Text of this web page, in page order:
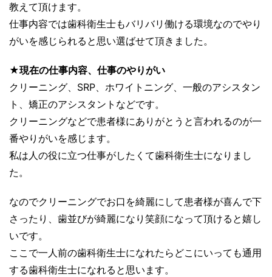
教えて頂けます。
仕事内容では歯科衛生士もバリバリ働ける環境なのでやり
がいを感じられると思い選ばせて頂きました。
★現在の仕事内容、仕事のやりがい
クリーニング、SRP、ホワイトニング、一般のアシスタン
ト、矯正のアシスタントなどです。
クリーニングなどで患者様にありがとうと言われるのが一
番やりがいを感じます。
私は人の役に立つ仕事がしたくて歯科衛生士になりまし
た。
なのでクリーニングでお口を綺麗にして患者様が喜んで下
さったり、歯並びが綺麗になり笑顔になって頂けると嬉し
いです。
ここで一人前の歯科衛生士になれたらどこにいっても通用
する歯科衛生士になれると思います。